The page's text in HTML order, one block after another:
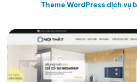
Theme WordPress dịch vụ